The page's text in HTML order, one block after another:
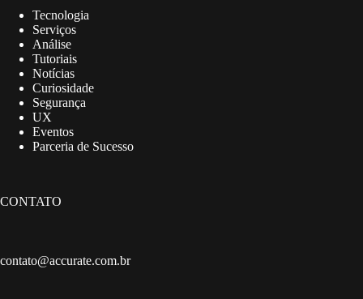
Tecnologia
Serviços
Análise
Tutoriais
Notícias
Curiosidade
Segurança
UX
Eventos
Parceria de Sucesso
CONTATO
contato@accurate.com.br